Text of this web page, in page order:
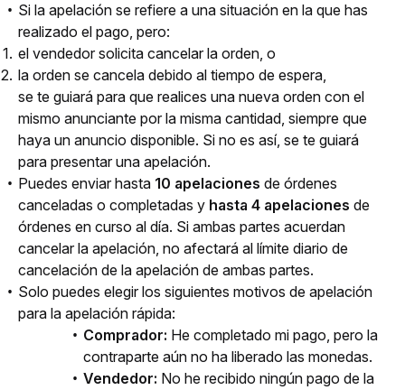
Si la apelación se refiere a una situación en la que has
realizado el pago, pero:
el vendedor solicita cancelar la orden, o
la orden se cancela debido al tiempo de espera,
se te guiará para que realices una nueva orden con el
mismo anunciante por la misma cantidad, siempre que
haya un anuncio disponible. Si no es así, se te guiará
para presentar una apelación.
Puedes enviar hasta 10 apelaciones de órdenes
canceladas o completadas y hasta 4 apelaciones de
órdenes en curso al día. Si ambas partes acuerdan
cancelar la apelación, no afectará al límite diario de
cancelación de la apelación de ambas partes.
Solo puedes elegir los siguientes motivos de apelación
para la apelación rápida:
Comprador: He completado mi pago, pero la
contraparte aún no ha liberado las monedas.
Vendedor: No he recibido ningún pago de la